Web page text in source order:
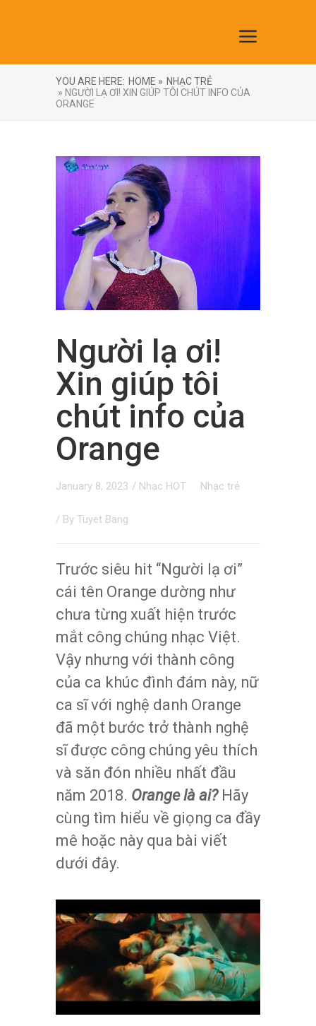
YOU ARE HERE: HOME » NHẠC TRẺ
» NGƯỜI LẠ ƠI! XIN GIÚP TÔI CHÚT INFO CỦA
ORANGE
Người lạ ơi!
Xin giúp tôi
chút info của
Orange
January 8, 2023 / Nhạc HOT Nhạc trẻ
/ By Tuyet Bang
Trước siêu hit “Người lạ ơi”
cái tên Orange dường như
chưa từng xuất hiện trước
mắt công chúng nhạc Việt.
Vậy nhưng với thành công
của ca khúc đình đám này, nữ
ca sĩ với nghệ danh Orange
đã một bước trở thành nghệ
sĩ được công chúng yêu thích
và săn đón nhiều nhất đầu
năm 2018. Orange là ai?Hãy
cùng tìm hiểu về giọng ca đầy
mê hoặc này qua bài viết
dưới đây.